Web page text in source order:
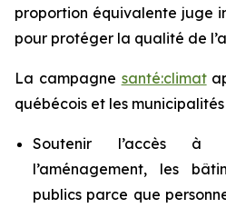
proportion équivalente juge
pour protéger la qualité de
La campagne santé:climat
québécois et les municipalités
Soutenir l’accès à
l’aménagement, les
publics parce que